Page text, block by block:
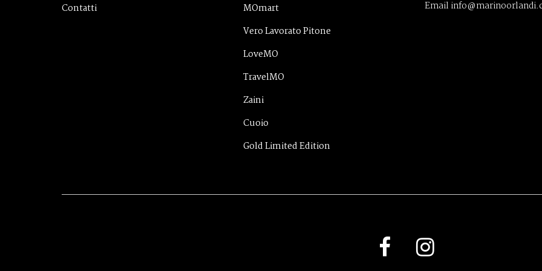
Contatti
MOmart
Vero Lavorato Pitone
LoveMO
TravelMO
Zaini
Cuoio
Gold Limited Edition
Email